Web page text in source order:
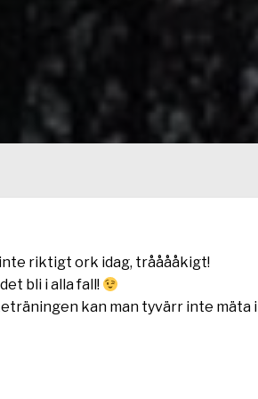
riktigt ork idag, trååååkigt!
bli i alla fall!
kan man tyvärr inte mäta i